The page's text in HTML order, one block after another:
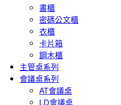
書櫃
密碼公文櫃
衣櫃
卡片箱
鋼木櫃
主管桌系列
會議桌系列
AT會議桌
LD會議桌